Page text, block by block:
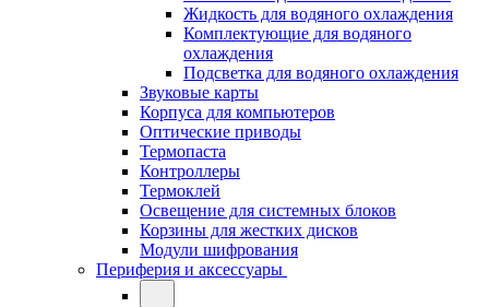
Жидкость для водяного охлаждения
Комплектующие для водяного
охлаждения
Подсветка для водяного охлаждения
Звуковые карты
Корпуса для компьютеров
Оптические приводы
Термопаста
Контроллеры
Термоклей
Освещение для системных блоков
Корзины для жестких дисков
Модули шифрования
Периферия и аксессуары